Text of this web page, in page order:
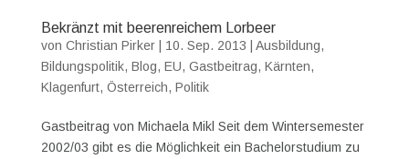
Bekränzt mit beerenreichem Lorbeer
von Christian Pirker| 10. Sep. 2013 Ausbildung,
Bildungspolitik, Blog, EU, Gastbeitrag, Kärnten,
Klagenfurt, Österreich, Politik
Gastbeitrag von Michaela Mikl Seit dem Wintersemester
2002/03 gibt es die Möglichkeit ein Bachelorstudium zu